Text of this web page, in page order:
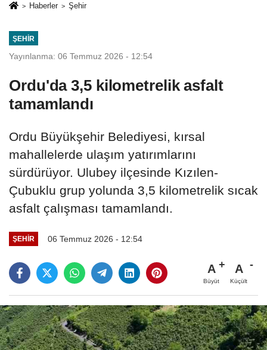
Haberler Şehir
ŞEHIR
Yayınlanma: 06 Temmuz 2026 - 12:54
Ordu'da 3,5 kilometrelik asfalt
tamamlandı
Ordu Büyükşehir Belediyesi, kırsal
mahallelerde ulaşım yatırımlarını
sürdürüyor. Ulubey ilçesinde Kızılen-
Çubuklu grup yolunda 3,5 kilometrelik sıcak
asfalt çalışması tamamlandı.
ŞEHIR 06 Temmuz 2026 - 12:54
A
Büyüt
A
Küçült